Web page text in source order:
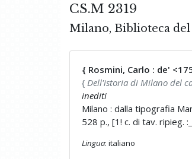
CS.M 2319
Milano, Biblioteca
{ Rosmini, Carlo : de'
{ Dell'istoria di Milano del
inediti
Milano : dalla tipografia
528 p., [1! c. di tav. ripieg.
Lingua: italiano